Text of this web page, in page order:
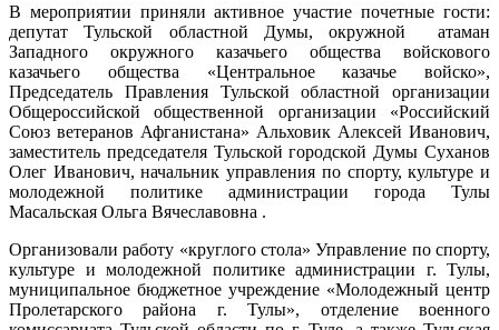
В мероприятии приняли активное участие почетные гости:
депутат Тульской областной Думы, окружной атаман
Западного окружного казачьего общества войскового
казачьего общества «Центральное казачье войско»,
Председатель Правления Тульской областной организации
Общероссийской общественной организации «Российский
Союз ветеранов Афганистана» Альховик Алексей Иванович,
заместитель председателя Тульской городской Думы Суханов
Олег Иванович, начальник управления по спорту, культуре и
молодежной политике администрации города Тулы
Масальская Ольга Вячеславовна .
Организовали работу «круглого стола» Управление по спорту,
культуре и молодежной политике администрации г. Тулы,
муниципальное бюджетное учреждение «Молодежный центр
Пролетарского района г. Тулы», отделение военного